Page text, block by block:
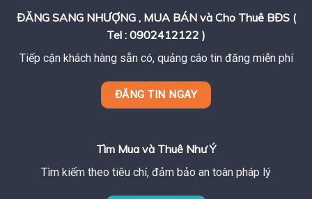
ĐĂNG SANG NHƯỢNG , MUA BÁN và Cho Thuê BĐS (
Tel : 0902412122 )
Tiếp cận khách hàng sẵn có, quảng cáo tin đăng miễn phí
ĐĂNG TIN NGAY
Tìm Mua và Thuê Như Ý
Tìm kiếm theo tiêu chí, đảm bảo an toàn pháp lý